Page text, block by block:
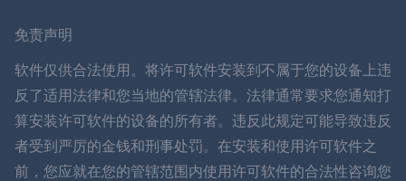
ภาษาไทย
简体中文
丹麦语
免责声明
软件仅供合法使用。将许可软件安装到不属于您的设备上违
反了适用法律和您当地的管辖法律。法律通常要求您通知打
算安装许可软件的设备的所有者。违反此规定可能导致违反
者受到严厉的金钱和刑事处罚。在安装和使用许可软件之
前，您应就在您的管辖范围内使用许可软件的合法性咨询您